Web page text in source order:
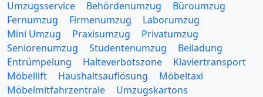
Umzugsservice Behördenumzug
Büroumzug
Fernumzug
Firmenumzug
Laborumzug
Mini Umzug
Praxisumzug
Privatumzug
Seniorenumzug
Studentenumzug
Beiladung
Entrümpelung
Halteverbotszone
Klaviertransport
Möbellift
Haushaltsauflösung
Möbeltaxi
Möbelmitfahrzentrale
Umzugskartons